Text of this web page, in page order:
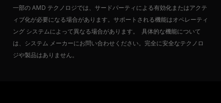
一部の AMD テクノロジでは、サードパーティによる有効化またはアクテ
ィブ化が必要になる場合があります。サポートされる機能はオペレーティ
ング システムによって異なる場合があります。 具体的な機能について
は、システム メーカーにお問い合わせください。完全に安全なテクノロ
ジや製品はありません。